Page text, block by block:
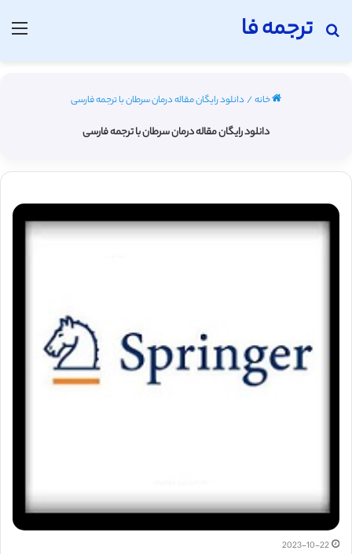
ترجمه فا
جستجو برای
خانه/ دانلود رایگان مقاله درمان سرطان با ترجمه فارسی
دانلود رایگان مقاله درمان سرطان با ترجمه فارسی
2023-10-22